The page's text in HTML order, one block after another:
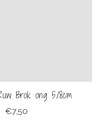
Brok ong 5/8cm
€7,50